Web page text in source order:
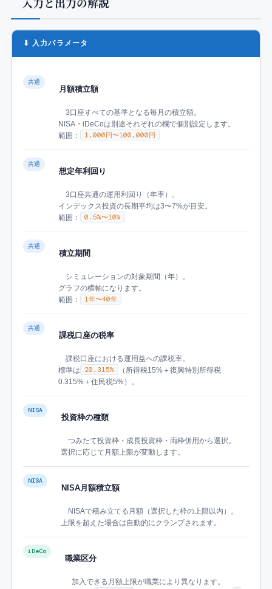
⬇ 入力パラメータ
共通
月額積立額
3口座すべての基準となる毎月の積立額。
NISA・iDeCoは別途それぞれの欄で個別設定します。
範囲：
1,000円〜100,000円
共通
想定年利回り
3口座共通の運用利回り（年率）。
インデックス投資の長期平均は3〜7%が目安。
範囲：
0.5%〜10%
共通
積立期間
シミュレーションの対象期間（年）。
グラフの横軸になります。
範囲：
1年〜40年
共通
課税口座の税率
課税口座における運用益への課税率。
標準は
20.315%
（所得税15%＋復興特別所得税
0.315%＋住民税5%）。
NISA
投資枠の種類
つみたて投資枠・成長投資枠・両枠併用から選択。
選択に応じて月額上限が変動します。
NISA
NISA月額積立額
NISAで積み立てる月額（選択した枠の上限以内）。
上限を超えた場合は自動的にクランプされます。
iDeCo
職業区分
加入できる月額上限が職業により異なります。